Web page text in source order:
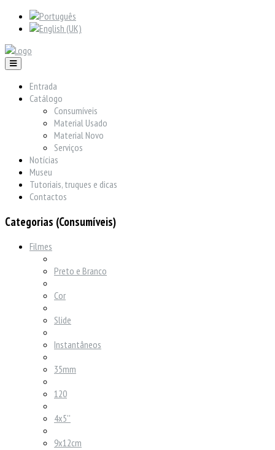
Entrada
Catálogo
Consumíveis
Material Usado
Material Novo
Serviços
Notícias
Museu
Tutoriais, truques e dicas
Contactos
Categorias (Consumíveis)
Filmes
Preto e Branco
Cor
Slide
Instantâneos
35mm
120
4x5''
9x12cm